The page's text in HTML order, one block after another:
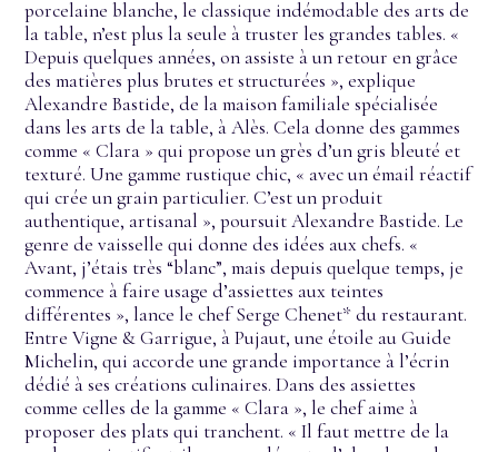
porcelaine blanche, le classique indémodable des arts de
la table, n’est plus la seule à truster les grandes tables. «
Depuis quelques années, on assiste à un retour en grâce
des matières plus brutes et structurées », explique
Alexandre Bastide, de la maison familiale spécialisée
dans les arts de la table, à Alès. Cela donne des gammes
comme « Clara » qui propose un grès d’un gris bleuté et
texturé. Une gamme rustique chic, « avec un émail réactif
qui crée un grain particulier. C’est un produit
authentique, artisanal », poursuit Alexandre Bastide. Le
genre de vaisselle qui donne des idées aux chefs. «
Avant, j’étais très “blanc”, mais depuis quelque temps, je
commence à faire usage d’assiettes aux teintes
différentes », lance le chef Serge Chenet* du restaurant.
Entre Vigne & Garrigue, à Pujaut, une étoile au Guide
Michelin, qui accorde une grande importance à l’écrin
dédié à ses créations culinaires. Dans des assiettes
comme celles de la gamme « Clara », le chef aime à
proposer des plats qui tranchent. « Il faut mettre de la